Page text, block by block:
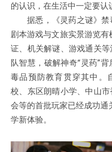
的认识，在生活中一定要认
据悉，
《灵药之谜》
剧本游戏与文旅实景游览有
证、机关解谜、游戏通关
队智慧，破解神奇“灵药”
毒品预防教育贯穿其中。
校、东区朗晴小学、中山
会等的首批玩家已经成功通
学新体验。